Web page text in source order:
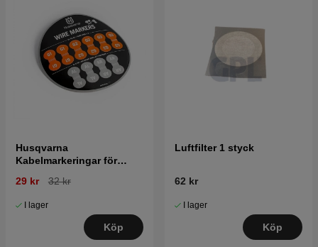
Husqvarna
Kabelmarkeringar för
29 kr 32 kr
I lager
Köp
Luftfilter 1 styck
62 kr
I lager
Köp